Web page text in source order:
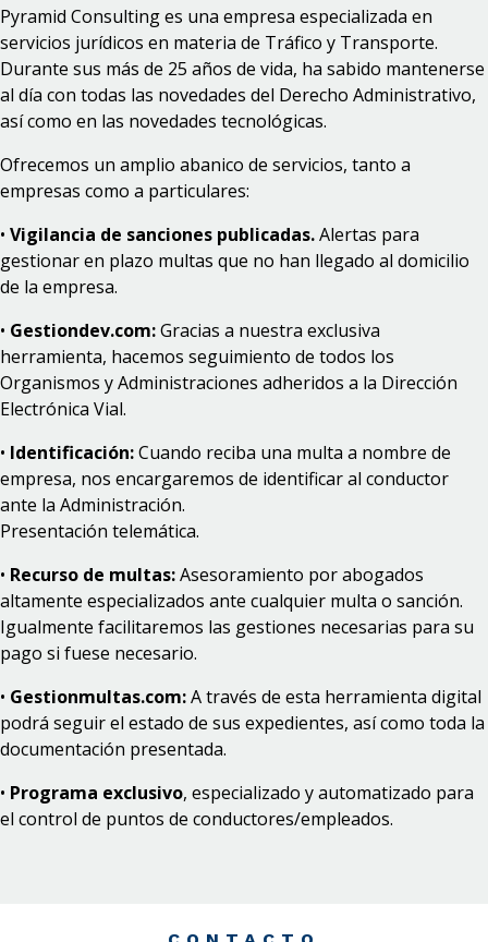
Pyramid Consulting es una empresa especializada en
servicios jurídicos en materia de Tráfico y Transporte.
Durante sus más de 25 años de vida, ha sabido mantenerse
al día con todas las novedades del Derecho Administrativo,
así como en las novedades tecnológicas.
Ofrecemos un amplio abanico de servicios, tanto a
empresas como a particulares:
• Vigilancia de sanciones publicadas.Alertas para
gestionar en plazo multas que no han llegado al domicilio
de la empresa.
• Gestiondev.com:Gracias a nuestra exclusiva
herramienta, hacemos seguimiento de todos los
Organismos y Administraciones adheridos a la Dirección
Electrónica Vial.
• Identificación:Cuando reciba una multa a nombre de
empresa, nos encargaremos de identificar al conductor
ante la Administración.
Presentación telemática.
• Recurso de multas:Asesoramiento por abogados
altamente especializados ante cualquier multa o sanción.
Igualmente facilitaremos las gestiones necesarias para su
pago si fuese necesario.
• Gestionmultas.com:A través de esta herramienta digital
podrá seguir el estado de sus expedientes, así como toda la
documentación presentada.
• Programa exclusivo, especializado y automatizado para
el control de puntos de conductores/empleados.